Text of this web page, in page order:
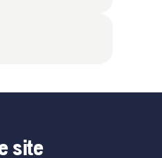
site